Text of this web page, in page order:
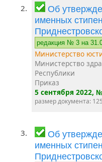
2.
Об
именных
редакция № 3 на
Министерство
Министерство
Республики
Приказ
5 сентября 2022,
размер документа:
3.
Об
именных